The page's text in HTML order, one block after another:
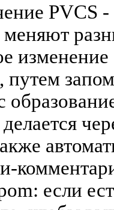
PVCS
изменение
путем
если